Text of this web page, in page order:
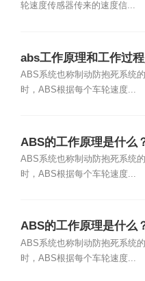
轮速度传感器传来的速度信...
abs工作原理和工作过
ABS系统也称制动防抱死系统
时，ABS根据每个车轮速度...
ABS的工作原理是什么
ABS系统也称制动防抱死系统
时，ABS根据每个车轮速度...
ABS的工作原理是什么
ABS系统也称制动防抱死系统
时，ABS根据每个车轮速度...